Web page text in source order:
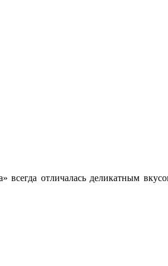
всегда отличалась деликатным